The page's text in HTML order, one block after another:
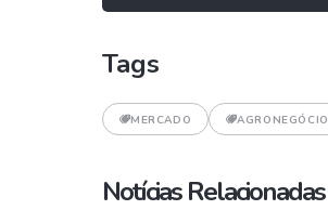
Tags
MERCADO AGRONEGÓCIO
Notícias Relacionadas